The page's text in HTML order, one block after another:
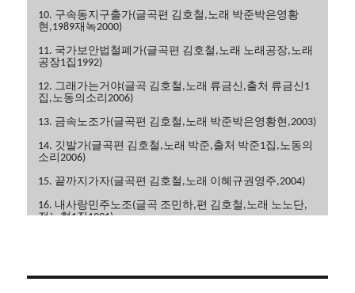
10. 구속동지구출가(글곡편 김호철,노래 박준박은영황
현,1989재녹2000)
11. 국가보안법철폐가(글곡편 김호철,노래 노래공장,노래
공장1집1992)
12. 그래가는거야(글곡 김호철,노래 류금신,출처 류금신1
집,노동의소리2006)
13. 금속노조가(글곡편 김호철,노래 박준박은영황현,2003)
14. 깃발가(글곡편 김호철,노래 박준,출처 박준1집,노동의
소리2006)
15. 끝까지가자(글곡편 김호철,노래 이혜규권영주,2004)
16. 내사랑민주노조(글곡 조민하,편 김호철,노래 노노단,
전노협1집1991)
의소리2006)